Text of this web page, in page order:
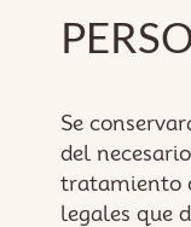
Se
del
tratamiento
legales que